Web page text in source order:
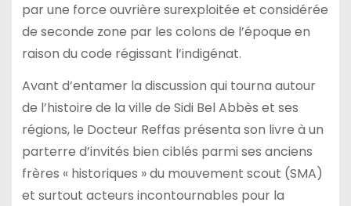
par une force ouvrière surexploitée et considérée
de seconde zone par les colons de l’époque en
raison du code régissant l’indigénat.
Avant d’entamer la discussion qui tourna autour
de l’histoire de la ville de Sidi Bel Abbès et ses
régions, le Docteur Reffas présenta son livre à un
parterre d’invités bien ciblés parmi ses anciens
frères « historiques » du mouvement scout (SMA)
et surtout acteurs incontournables pour la